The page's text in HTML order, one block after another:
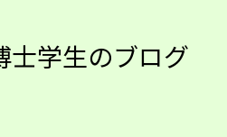
士学生のブログ